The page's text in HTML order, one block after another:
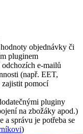
objednávky či
pluginem
e-mailů
(např. EET,
zajistit pomocí
pluginy
na zbožáky apod.)
a správu je potřeba se
)